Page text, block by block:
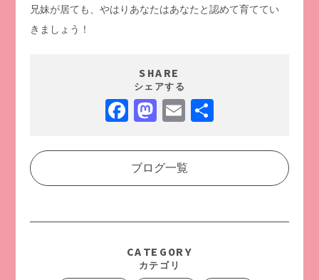
兄妹が居ても、やはりあなたはあなたと認めて育ててい
きましょう！
SHARE
シェアする
Facebook
Mastodon
Email
ブログ一覧
CATEGORY
カテゴリ